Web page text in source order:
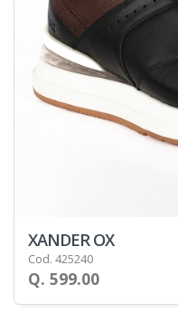
XANDER OX
Cod. 425240
Q. 599.00